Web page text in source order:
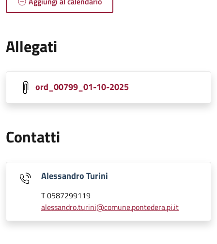
Allegati
ord_00799_01-10-2025
Contatti
Alessandro Turini
T 0587299119
alessandro.turini@comune.pontedera.pi.it